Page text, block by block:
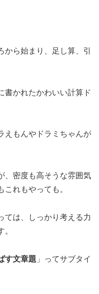
ら始まり、足し算、引
書かれたかわいい計算ド
えもんやドラミちゃんが
、密度も高そうな雰囲気
これもやっても。
ては、しっかり考える力
す文章題 」ってサブタイ